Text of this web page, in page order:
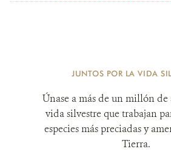
JUNTOS POR LA VIDA
Únase a más de un millón de
vida silvestre que trabajan
especies más preciadas y
Tierra.